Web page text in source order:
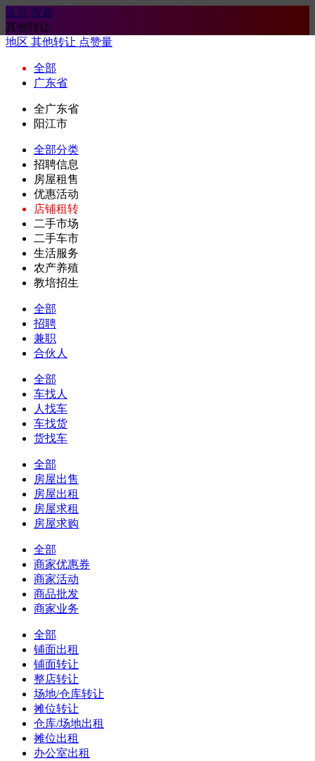
返回 搜索
其他转让
地区 其他转让 点赞量
全部
广东省
全广东省
阳江市
全部分类
招聘信息
房屋租售
优惠活动
店铺租转
二手市场
二手车市
生活服务
农产养殖
教培招生
全部
招聘
兼职
合伙人
全部
车找人
人找车
车找货
货找车
全部
房屋出售
房屋出租
房屋求租
房屋求购
全部
商家优惠券
商家活动
商品批发
商家业务
全部
铺面出租
铺面转让
整店转让
场地/仓库转让
摊位转让
仓库/场地出租
摊位出租
办公室出租